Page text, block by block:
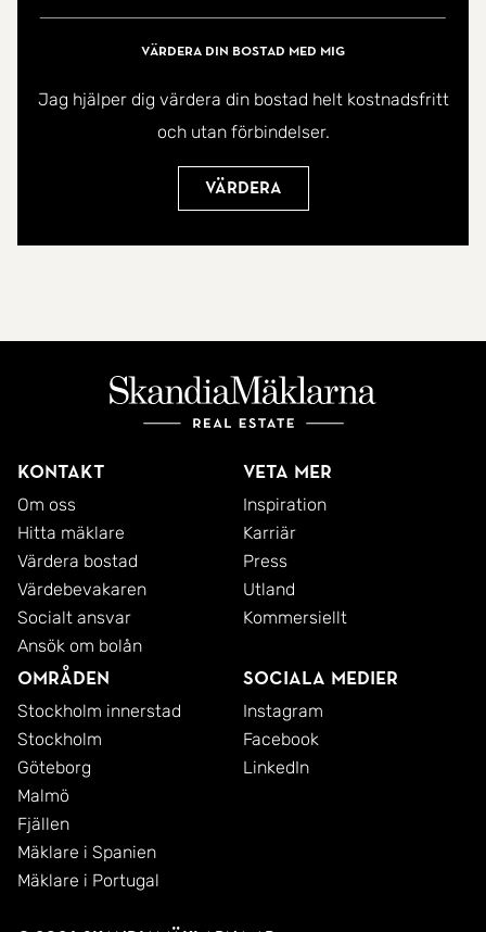
närhet till Stockfallets nya skola från årskurs 1-6
som öppnar hösten 2023 samt Stormyrens
område för barnen!
Värdera din bostad med mig
Jag hjälper dig värdera din bostad helt kostnadsfritt
och utan förbindelser.
Värdera
Kontakt
Om oss
Hitta mäklare
Värdera bostad
Värdebevakaren
Socialt ansvar
Ansök om bolån
Veta mer
Inspiration
Karriär
Press
Utland
Kommersiellt
Områden
Stockholm innerstad
Stockholm
Göteborg
Malmö
Fjällen
Mäklare i Spanien
Mäklare i Portugal
Sociala medier
Instagram
Facebook
LinkedIn